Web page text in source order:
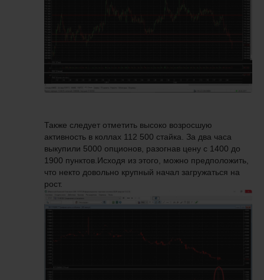
Также следует отметить высоко возросшую
активность в коллах 112 500 стайка. За два часа
выкупили 5000 опционов, разогнав цену с 1400 до
1900 пунктов.Исходя из этого, можно предположить,
что некто довольно крупный начал загружаться на
рост.